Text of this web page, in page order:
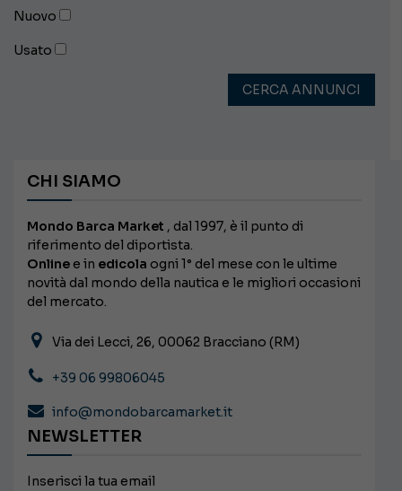
Nuovo
Usato
CERCA ANNUNCI
CHI SIAMO
Mondo Barca Market , dal 1997, è il punto di
riferimento del diportista.
Online e in edicola ogni 1° del mese con le ultime
novità dal mondo della nautica e le migliori occasioni
del mercato.
Via dei Lecci, 26, 00062 Bracciano (RM)
+39 06 99806045
info@mondobarcamarket.it
NEWSLETTER
Inserisci la tua email